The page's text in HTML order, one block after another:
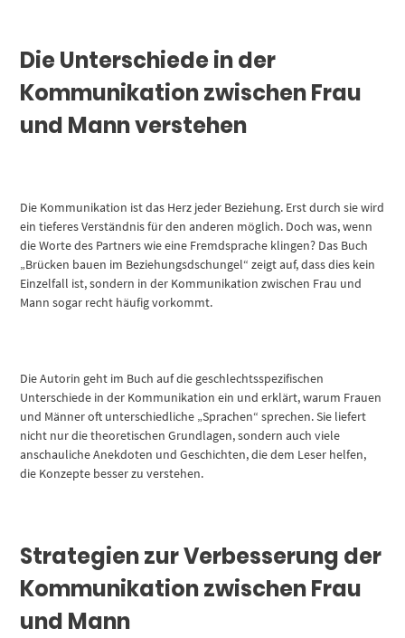
Die Unterschiede in der
Kommunikation zwischen Frau
und Mann verstehen
Die Kommunikation ist das Herz jeder Beziehung. Erst durch sie wird
ein tieferes Verständnis für den anderen möglich. Doch was, wenn
die Worte des Partners wie eine Fremdsprache klingen? Das Buch
„Brücken bauen im Beziehungsdschungel“ zeigt auf, dass dies kein
Einzelfall ist, sondern in der Kommunikation zwischen Frau und
Mann sogar recht häufig vorkommt.
Die Autorin geht im Buch auf die geschlechtsspezifischen
Unterschiede in der Kommunikation ein und erklärt, warum Frauen
und Männer oft unterschiedliche „Sprachen“ sprechen. Sie liefert
nicht nur die theoretischen Grundlagen, sondern auch viele
anschauliche Anekdoten und Geschichten, die dem Leser helfen,
die Konzepte besser zu verstehen.
Strategien zur Verbesserung der
Kommunikation zwischen Frau
und Mann